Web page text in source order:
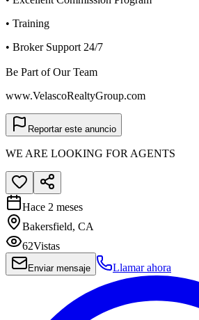
• Training
• Broker Support 24/7
Be Part of Our Team
www.VelascoRealtyGroup.com
Reportar este anuncio
WE ARE LOOKING FOR AGENTS
Hace 2 meses
Bakersfield, CA
62Vistas
Enviar mensaje Llamar ahora